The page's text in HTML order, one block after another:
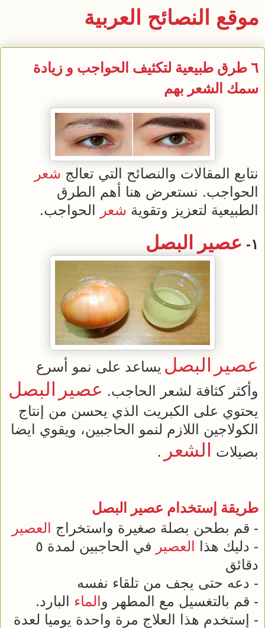
موقع النصائح العربية
٦ طرق طبيعية لتكثيف الحواجب و زيادة
سمك الشعر بهم
نتابع المقالات والنصائح التي تعالج شعر
الحواجب. نستعرض هنا أهم الطرق
الطبيعية لتعزيز وتقوية شعر الحواجب.
١- عصير البصل
عصير البصل يساعد على نمو أسرع
وأكثر كثافة لشعر الحاجب. عصير البصل
يحتوي على الكبريت الذي يحسن من إنتاج
الكولاجين اللازم لنمو الحاجبين، ويقوي ايضا
بصيلات
الشعر .
طريقة إستخدام عصير البصل
- قم بطحن بصلة صغيرة واستخراج العصير
- دليك هذا العصير
في الحاجبين لمدة ٥
دقائق
- دعه حتى يجف من تلقاء نفسه
- قم بالتغسيل مع المطهر والماء البارد.
- إستخدم هذا العلاج مرة واحدة يوميا لعدة